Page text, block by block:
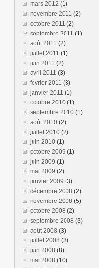
mars 2012 (1)
novembre 2011 (2)
octobre 2011 (2)
septembre 2011 (1)
août 2011 (2)
juillet 2011 (1)
juin 2011 (2)
avril 2011 (3)
février 2011 (3)
janvier 2011 (1)
octobre 2010 (1)
septembre 2010 (1)
août 2010 (2)
juillet 2010 (2)
juin 2010 (1)
octobre 2009 (1)
juin 2009 (1)
mai 2009 (2)
janvier 2009 (3)
décembre 2008 (2)
novembre 2008 (5)
octobre 2008 (2)
septembre 2008 (3)
août 2008 (3)
juillet 2008 (3)
juin 2008 (8)
mai 2008 (10)